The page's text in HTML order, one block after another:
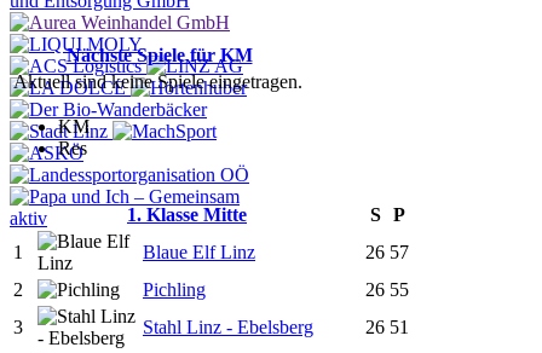
Nächste Spiele für KM
Aktuell sind keine Spiele eingetragen.
KM
Res
1. Klasse Mitte S
P
1
Blaue Elf Linz 26 57
2
Pichling 26 55
3
Stahl Linz - Ebelsberg 26 51